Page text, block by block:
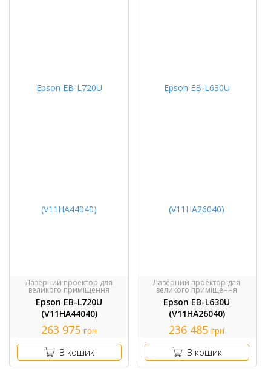
Лазерний проектор для
великого приміщення
Epson EB-L720U
(V11HA44040)
263 975 грн
В кошик
Лазерний проектор для
великого приміщення
Epson EB-L630U
(V11HA26040)
236 485 грн
В кошик